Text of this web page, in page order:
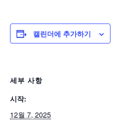
캘린더에 추가하기
세부 사항
시작:
12월 7, 2025